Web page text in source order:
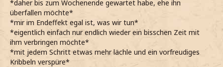
*daher bis zum Wochenende gewartet habe, ehe ihn
überfallen möchte*
*mir im Endeffekt egal ist, was wir tun*
*eigentlich einfach nur endlich wieder ein bisschen Zeit mit
ihm verbringen möchte*
*mit jedem Schritt etwas mehr lächle und ein vorfreudiges
Kribbeln verspüre*